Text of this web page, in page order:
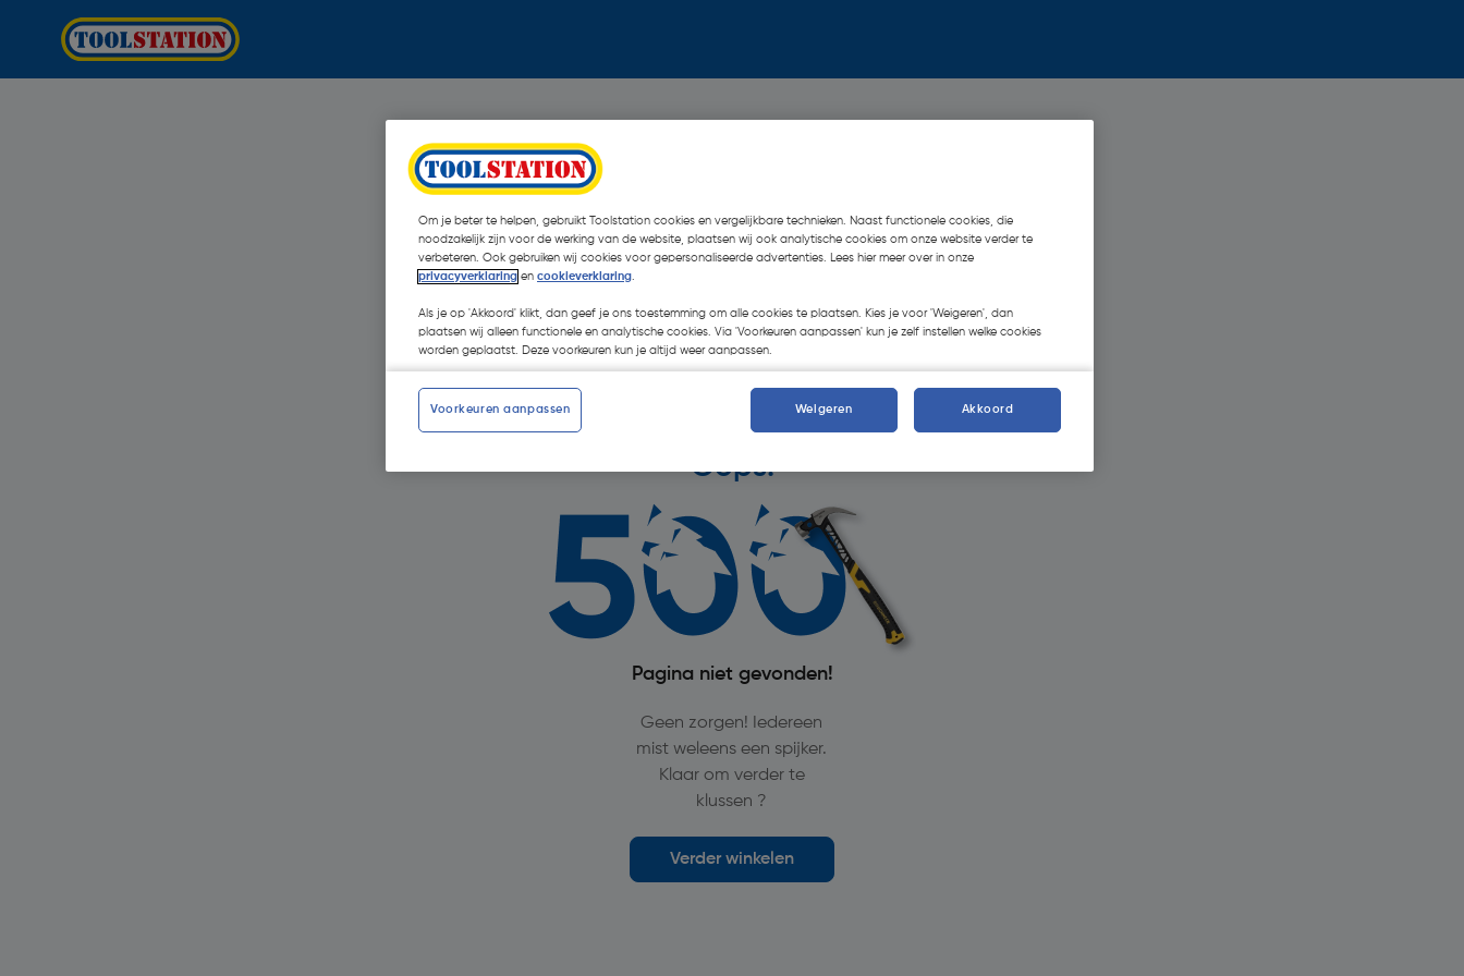
Oops!
Pagina niet gevonden!
Geen zorgen! Iedereen
mist weleens een spijker.
Klaar om verder te
klussen ?
Verder winkelen
Om je beter te helpen, gebruikt Toolstation cookies en vergelijkbare technieken. Naast functionele cookies, die
noodzakelijk zijn voor de werking van de website, plaatsen wij ook analytische cookies om onze website verder te
verbeteren. Ook gebruiken wij cookies voor gepersonaliseerde advertenties. Lees hier meer over in onze
privacyverklaring en cookieverklaring.
Als je op 'Akkoord' klikt, dan geef je ons toestemming om alle cookies te plaatsen. Kies je voor 'Weigeren', dan
plaatsen wij alleen functionele en analytische cookies. Via 'Voorkeuren aanpassen' kun je zelf instellen welke cookies
worden geplaatst. Deze voorkeuren kun je altijd weer aanpassen.
Voorkeuren aanpassen Weigeren Akkoord